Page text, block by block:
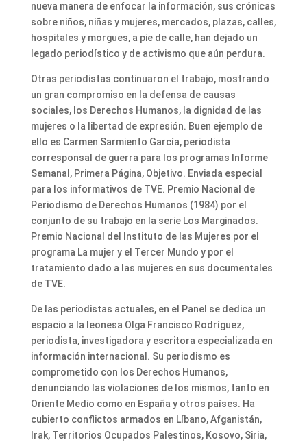
nueva manera de enfocar la información, sus crónicas
sobre niños, niñas y mujeres, mercados, plazas, calles,
hospitales y morgues, a pie de calle, han dejado un
legado periodístico y de activismo que aún perdura.
Otras periodistas continuaron el trabajo, mostrando
un gran compromiso en la defensa de causas
sociales, los Derechos Humanos, la dignidad de las
mujeres o la libertad de expresión. Buen ejemplo de
ello es Carmen Sarmiento García, periodista
corresponsal de guerra para los programas Informe
Semanal, Primera Página, Objetivo. Enviada especial
para los informativos de TVE. Premio Nacional de
Periodismo de Derechos Humanos (1984) por el
conjunto de su trabajo en la serie Los Marginados.
Premio Nacional del Instituto de las Mujeres por el
programa La mujer y el Tercer Mundo y por el
tratamiento dado a las mujeres en sus documentales
de TVE.
De las periodistas actuales, en el Panel se dedica un
espacio a la leonesa Olga Francisco Rodríguez,
periodista, investigadora y escritora especializada en
información internacional. Su periodismo es
comprometido con los Derechos Humanos,
denunciando las violaciones de los mismos, tanto en
Oriente Medio como en España y otros países. Ha
cubierto conflictos armados en Líbano, Afganistán,
Irak, Territorios Ocupados Palestinos, Kosovo, Siria,